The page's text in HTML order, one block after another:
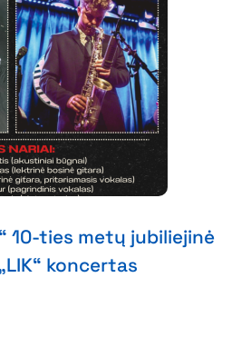
10-ties metų jubiliejinė
koncertas